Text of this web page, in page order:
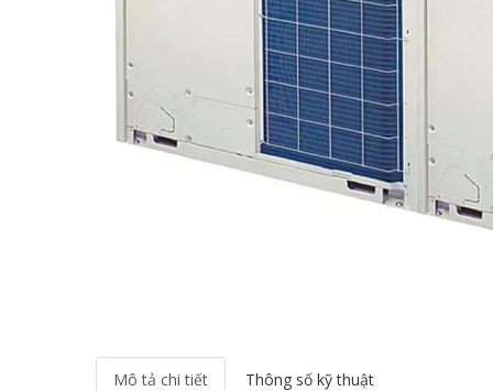
Mô tả chi tiết Thông số kỹ thuật